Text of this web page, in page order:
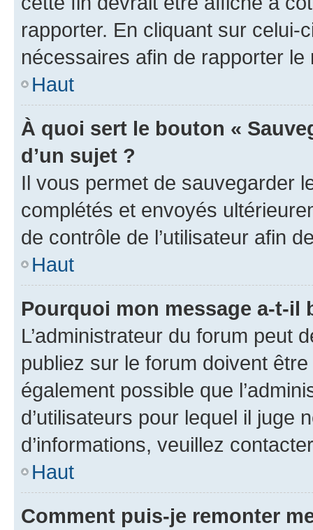
rapporter. En cliquant sur
nécessaires afin de rapporter le
Haut
À quoi sert le bouton «
d’un sujet ?
Il vous permet de sauvegarder
complétés et envoyés
de contrôle de l’utilisateur afin
Haut
Pourquoi mon message a-t-il
L’administrateur du forum peut
publiez sur le forum doivent
également possible que
d’utilisateurs pour lequel il juge
d’informations, veuillez
Haut
Comment puis-je remonter